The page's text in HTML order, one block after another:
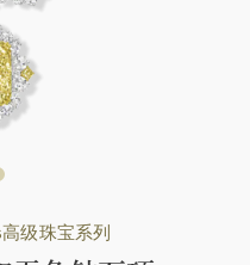
级珠宝系列